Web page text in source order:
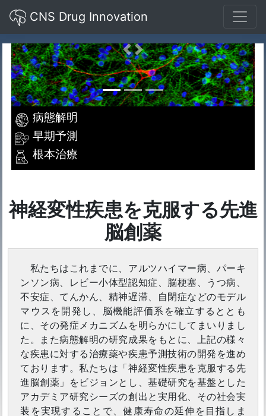
CNS Drug Innovation
Previous
Next
病態解明
早期予測
根本治療
神経変性疾患を克服する先進
脳創薬
私たちはこれまでに、アルツハイマー病、パーキ
ンソン病、レビー小体型認知症、脳梗塞、うつ病、
不安症、てんかん、精神遅滞、自閉症などのモデル
マウスを開発し、脳機能評価系を確立するととも
に、その発症メカニズムを明らかにしてまいりまし
た。また病態解明の研究成果をもとに、上記の様々
な疾患に対する治療薬や疾患予測技術の開発を進め
ております。私たちは「神経変性疾患を克服する先
進脳創薬」をビジョンとし、基礎研究を基盤とした
アカデミア研究シーズの創出と実用化、その社会実
装を実現することで、健康寿命の延伸を目指しま